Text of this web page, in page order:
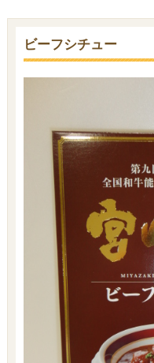
ビーフシチュー